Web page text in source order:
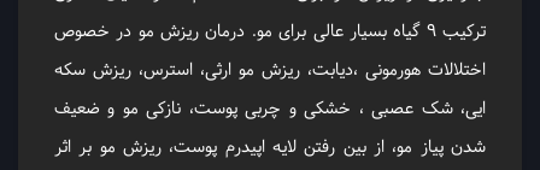
ترکیب 9 گیاه بسیار عالی برای مو. درمان ریزش مو در خصوص
اختلالات هورمونی ،دیابت، ریزش مو ارثی، استرس، ریزش سکه
ایی، شک عصبی ، خشکی و چربی پوست، نازکی مو و ضعیف
شدن پیاز مو، از بین رفتن لایه اپیدرم پوست، ریزش مو بر اثر